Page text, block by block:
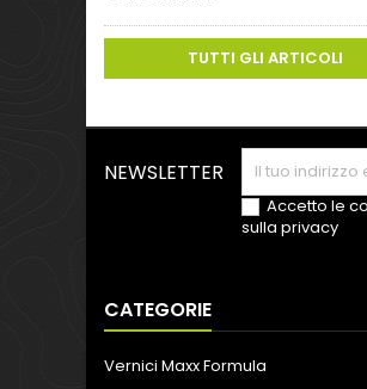
TUTTI GLI ARTICOLI
NEWSLETTER
Accetto le
sulla privacy
CATEGORIE
Vernici Maxx Formula